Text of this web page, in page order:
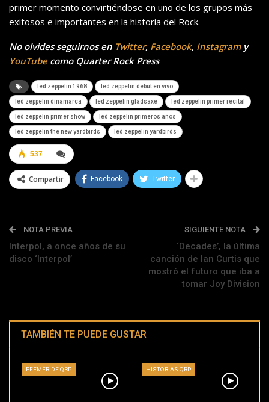
primer momento convirtiéndose en uno de los grupos más
exitosos e importantes en la historia del Rock.
No olvides seguirnos en Twitter, Facebook, Instagramy
YouTubecomo Quarter Rock Press
led zeppelin 1968 led zeppelin debut en vivo
led zeppelin dinamarca led zeppelin gladsaxe led zeppelin primer recital
led zeppelin primer show led zeppelin primeros años
led zeppelin the new yardbirds led zeppelin yardbirds
537
Compartir Facebook Twitter
NOTA PREVIA
Interpol, a once años de su
disco ‘Interpol’
SIGUIENTE NOTA
‘Decades’, la última
canción de Ian Curtis que
mostró el futuro que iba a
tomar Joy Division
TAMBIÉN TE PUEDE GUSTAR
EFEMÉRIDE QRP HISTORIAS QRP